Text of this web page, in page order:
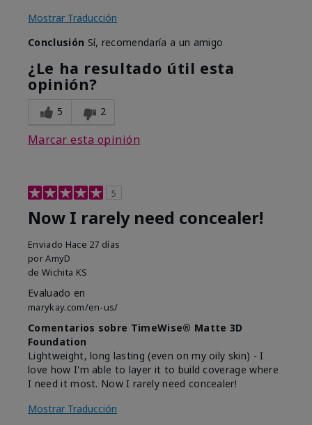
Mostrar Traducción
Conclusión Sí, recomendaría a un amigo
¿Le ha resultado útil esta
opinión?
5 2
Marcar esta opinión
5
Now I rarely need concealer!
Enviado Hace 27 días
porAmyD
de Wichita KS
Evaluado en
marykay.com/en-us/
Comentarios sobre TimeWise® Matte 3D
Foundation
Lightweight, long lasting (even on my oily skin) - I
love how I'm able to layer it to build coverage where
I need it most. Now I rarely need concealer!
Mostrar Traducción